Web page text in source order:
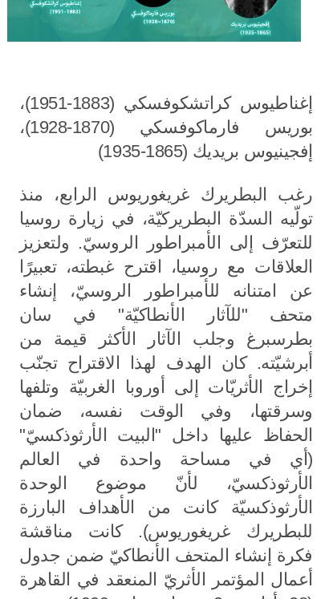
إغناطيوس كراتشكوفسكي (1883-1951)،
بوريس فارماكوفسكي (1870-1928)،
إفجينيوس بريديك (1865-1935)
رغب البطريرك غريغوريوس الرابع، منذ
تولّيه السدّة البطريركيّة، في زيارة روسيا
للتعرّف إلى الأمبراطور الروسيّ. ولتعزيز
العلاقات مع روسيا، اقترح غبطته، تعبيرًا
عن امتنانه للأمبراطور الروسيّ، إنشاء
متحف "للآثار الأنطاكيّة" في سان
بطرسبرغ وجلب الآثار الأكثر قيمة من
أبرشيّته. كان الهدف لهذا الاقتراح تجنّب
إخراج الأثريّات إلى أوروبا الغربيّة وتلفها
وسرقتها، وفي الوقت نفسه، ضمان
الحفاظ عليها داخل "البيت الأرثوذكسيّ"
(أي في مساحة واحدة في العالم
الأرثوذكسيّ، لأنّ موضوع الوحدة
الأرثوذكسيّة كانت من الأهداف البارزة
للبطريرك غريغوريوس). كانت مناقشة
فكرة إنشاء المتحف الأنطاكيّ ضمن جدول
أعمال المؤتمر الأثريّ المنعقد في القاهرة